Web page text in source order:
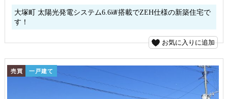
大塚町 太陽光発電システム6.6㎾搭載でZEH仕様の新築住宅で
す！
お気に入りに追加
売買 一戸建て